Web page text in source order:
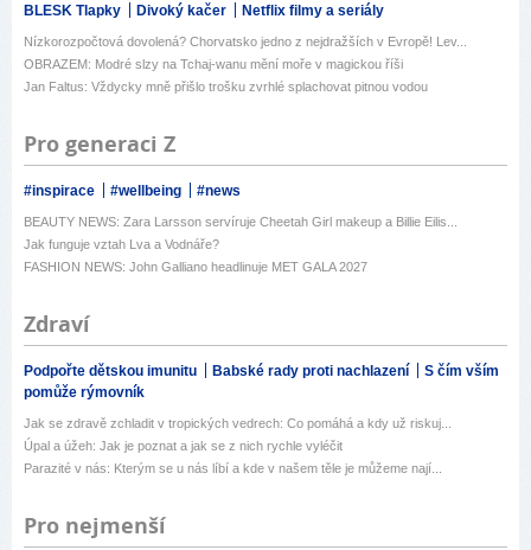
BLESK Tlapky Divoký kačer Netflix filmy a seriály
Nízkorozpočtová dovolená? Chorvatsko jedno z nejdražších v Evropě! Lev...
OBRAZEM: Modré slzy na Tchaj-wanu mění moře v magickou říši
Jan Faltus: Vždycky mně přišlo trošku zvrhlé splachovat pitnou vodou
Pro generaci Z
#inspirace #wellbeing #news
BEAUTY NEWS: Zara Larsson servíruje Cheetah Girl makeup a Billie Eilis...
Jak funguje vztah Lva a Vodnáře?
FASHION NEWS: John Galliano headlinuje MET GALA 2027
Zdraví
Podpořte dětskou imunitu Babské rady proti nachlazení
S čím vším
pomůže rýmovník
Jak se zdravě zchladit v tropických vedrech: Co pomáhá a kdy už riskuj...
Úpal a úžeh: Jak je poznat a jak se z nich rychle vyléčit
Parazité v nás: Kterým se u nás líbí a kde v našem těle je můžeme nají...
Pro nejmenší